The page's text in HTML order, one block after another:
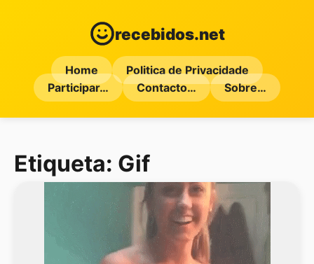
recebidos.net
Home
Politica de Privacidade
Participar…
Contacto… Sobre…
Etiqueta: Gif